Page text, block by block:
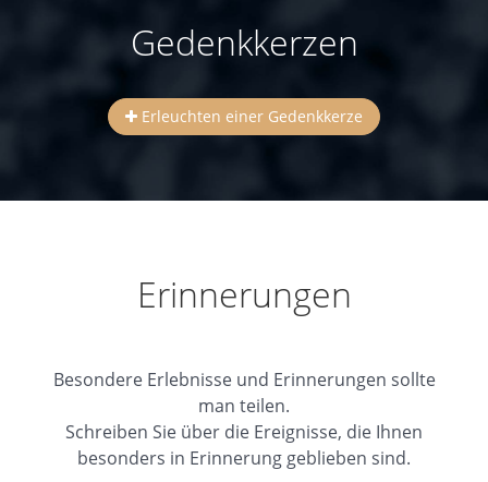
Gedenkkerzen
Erleuchten einer Gedenkkerze
Erinnerungen
Besondere Erlebnisse und Erinnerungen sollte
man teilen.
Schreiben Sie über die Ereignisse, die Ihnen
besonders in Erinnerung geblieben sind.